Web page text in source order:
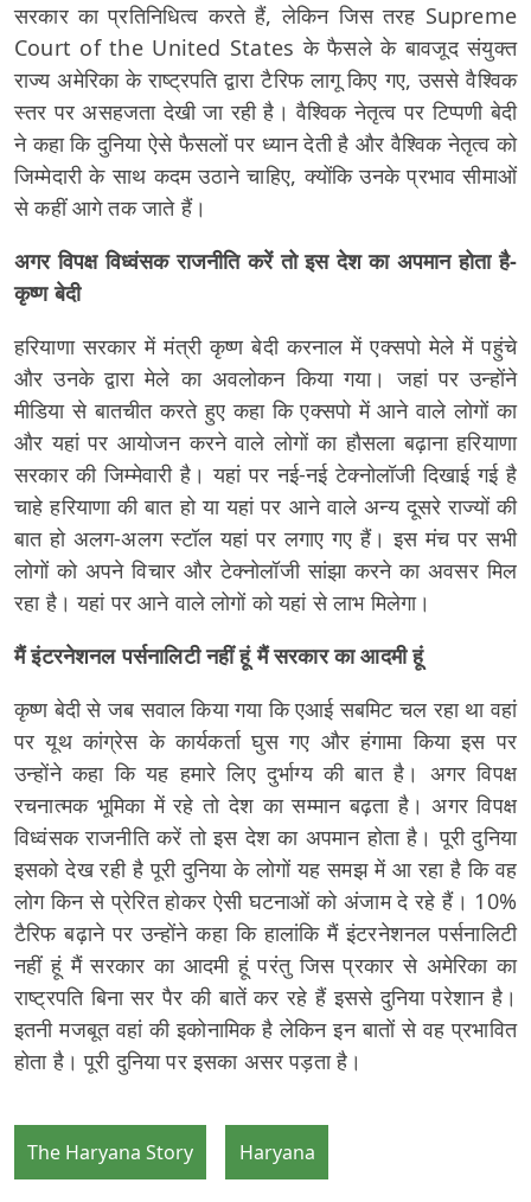
सरकार का प्रतिनिधित्व करते हैं, लेकिन जिस तरह Supreme
Court of the United States के फैसले के बावजूद संयुक्त
राज्य अमेरिका के राष्ट्रपति द्वारा टैरिफ लागू किए गए, उससे वैश्विक
स्तर पर असहजता देखी जा रही है। वैश्विक नेतृत्व पर टिप्पणी बेदी
ने कहा कि दुनिया ऐसे फैसलों पर ध्यान देती है और वैश्विक नेतृत्व को
जिम्मेदारी के साथ कदम उठाने चाहिए, क्योंकि उनके प्रभाव सीमाओं
से कहीं आगे तक जाते हैं।
अगर विपक्ष विध्वंसक राजनीति करें तो इस देश का अपमान होता है-
कृष्ण बेदी
हरियाणा सरकार में मंत्री कृष्ण बेदी करनाल में एक्सपो मेले में पहुंचे
और उनके द्वारा मेले का अवलोकन किया गया। जहां पर उन्होंने
मीडिया से बातचीत करते हुए कहा कि एक्सपो में आने वाले लोगों का
और यहां पर आयोजन करने वाले लोगों का हौसला बढ़ाना हरियाणा
सरकार की जिम्मेवारी है। यहां पर नई-नई टेक्नोलॉजी दिखाई गई है
चाहे हरियाणा की बात हो या यहां पर आने वाले अन्य दूसरे राज्यों की
बात हो अलग-अलग स्टॉल यहां पर लगाए गए हैं। इस मंच पर सभी
लोगों को अपने विचार और टेक्नोलॉजी सांझा करने का अवसर मिल
रहा है। यहां पर आने वाले लोगों को यहां से लाभ मिलेगा।
मैं इंटरनेशनल पर्सनालिटी नहीं हूं मैं सरकार का आदमी हूं
कृष्ण बेदी से जब सवाल किया गया कि एआई सबमिट चल रहा था वहां
पर यूथ कांग्रेस के कार्यकर्ता घुस गए और हंगामा किया इस पर
उन्होंने कहा कि यह हमारे लिए दुर्भाग्य की बात है। अगर विपक्ष
रचनात्मक भूमिका में रहे तो देश का सम्मान बढ़ता है। अगर विपक्ष
विध्वंसक राजनीति करें तो इस देश का अपमान होता है। पूरी दुनिया
इसको देख रही है पूरी दुनिया के लोगों यह समझ में आ रहा है कि वह
लोग किन से प्रेरित होकर ऐसी घटनाओं को अंजाम दे रहे हैं। 10%
टैरिफ बढ़ाने पर उन्होंने कहा कि हालांकि मैं इंटरनेशनल पर्सनालिटी
नहीं हूं मैं सरकार का आदमी हूं परंतु जिस प्रकार से अमेरिका का
राष्ट्रपति बिना सर पैर की बातें कर रहे हैं इससे दुनिया परेशान है।
इतनी मजबूत वहां की इकोनामिक है लेकिन इन बातों से वह प्रभावित
होता है। पूरी दुनिया पर इसका असर पड़ता है।
The Haryana Story Haryana